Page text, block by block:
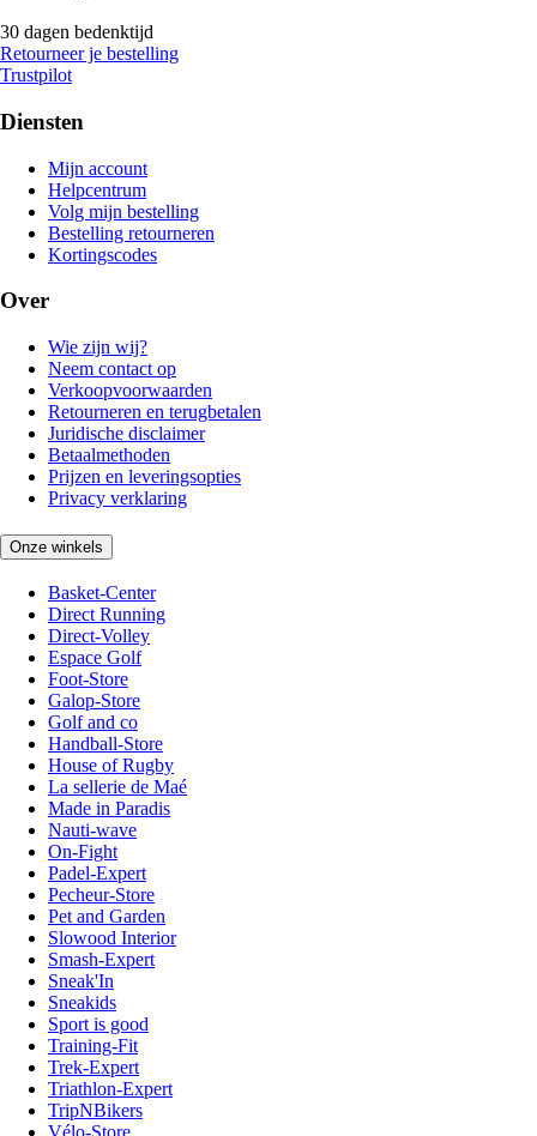
30 dagen bedenktijd
Retourneer je bestelling
Trustpilot
Diensten
Mijn account
Helpcentrum
Volg mijn bestelling
Bestelling retourneren
Kortingscodes
Over
Wie zijn wij?
Neem contact op
Verkoopvoorwaarden
Retourneren en terugbetalen
Juridische disclaimer
Betaalmethoden
Prijzen en leveringsopties
Privacy verklaring
Onze winkels
Basket-Center
Direct Running
Direct-Volley
Espace Golf
Foot-Store
Galop-Store
Golf and co
Handball-Store
House of Rugby
La sellerie de Maé
Made in Paradis
Nauti-wave
On-Fight
Padel-Expert
Pecheur-Store
Pet and Garden
Slowood Interior
Smash-Expert
Sneak'In
Sneakids
Sport is good
Training-Fit
Trek-Expert
Triathlon-Expert
TripNBikers
Vélo-Store